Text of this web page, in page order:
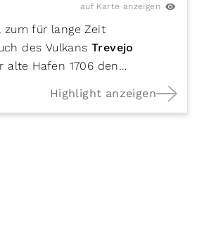
auf Karte anzeigen
für lange Zeit
des Vulkans Trevejo
Hafen 1706 den
Gebäude ablesen.
Highlight anzeigen